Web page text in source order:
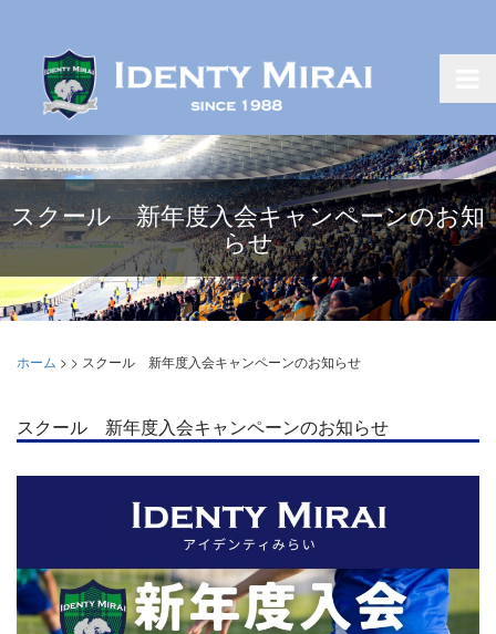
スクール 新年度入会キャンペーンのお知
らせ
ホーム > > スクール 新年度入会キャンペーンのお知らせ
スクール 新年度入会キャンペーンのお知らせ